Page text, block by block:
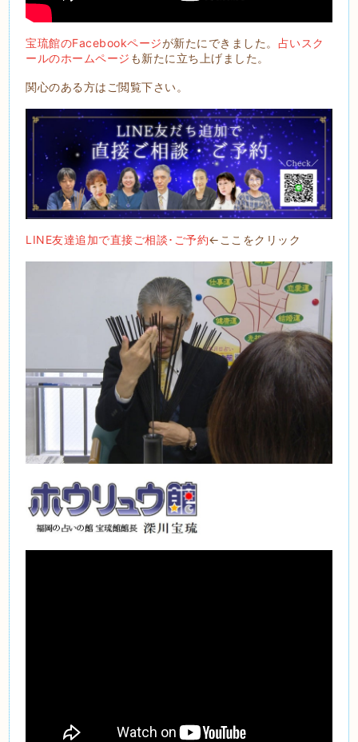
宝琉館のFacebookページが新たにできました。 占いスク
ールのホームページ も新たに立ち上げました。
関心のある方はご閲覧下さい。
LINE友達追加で直接ご相談･ご予約←ここをクリック